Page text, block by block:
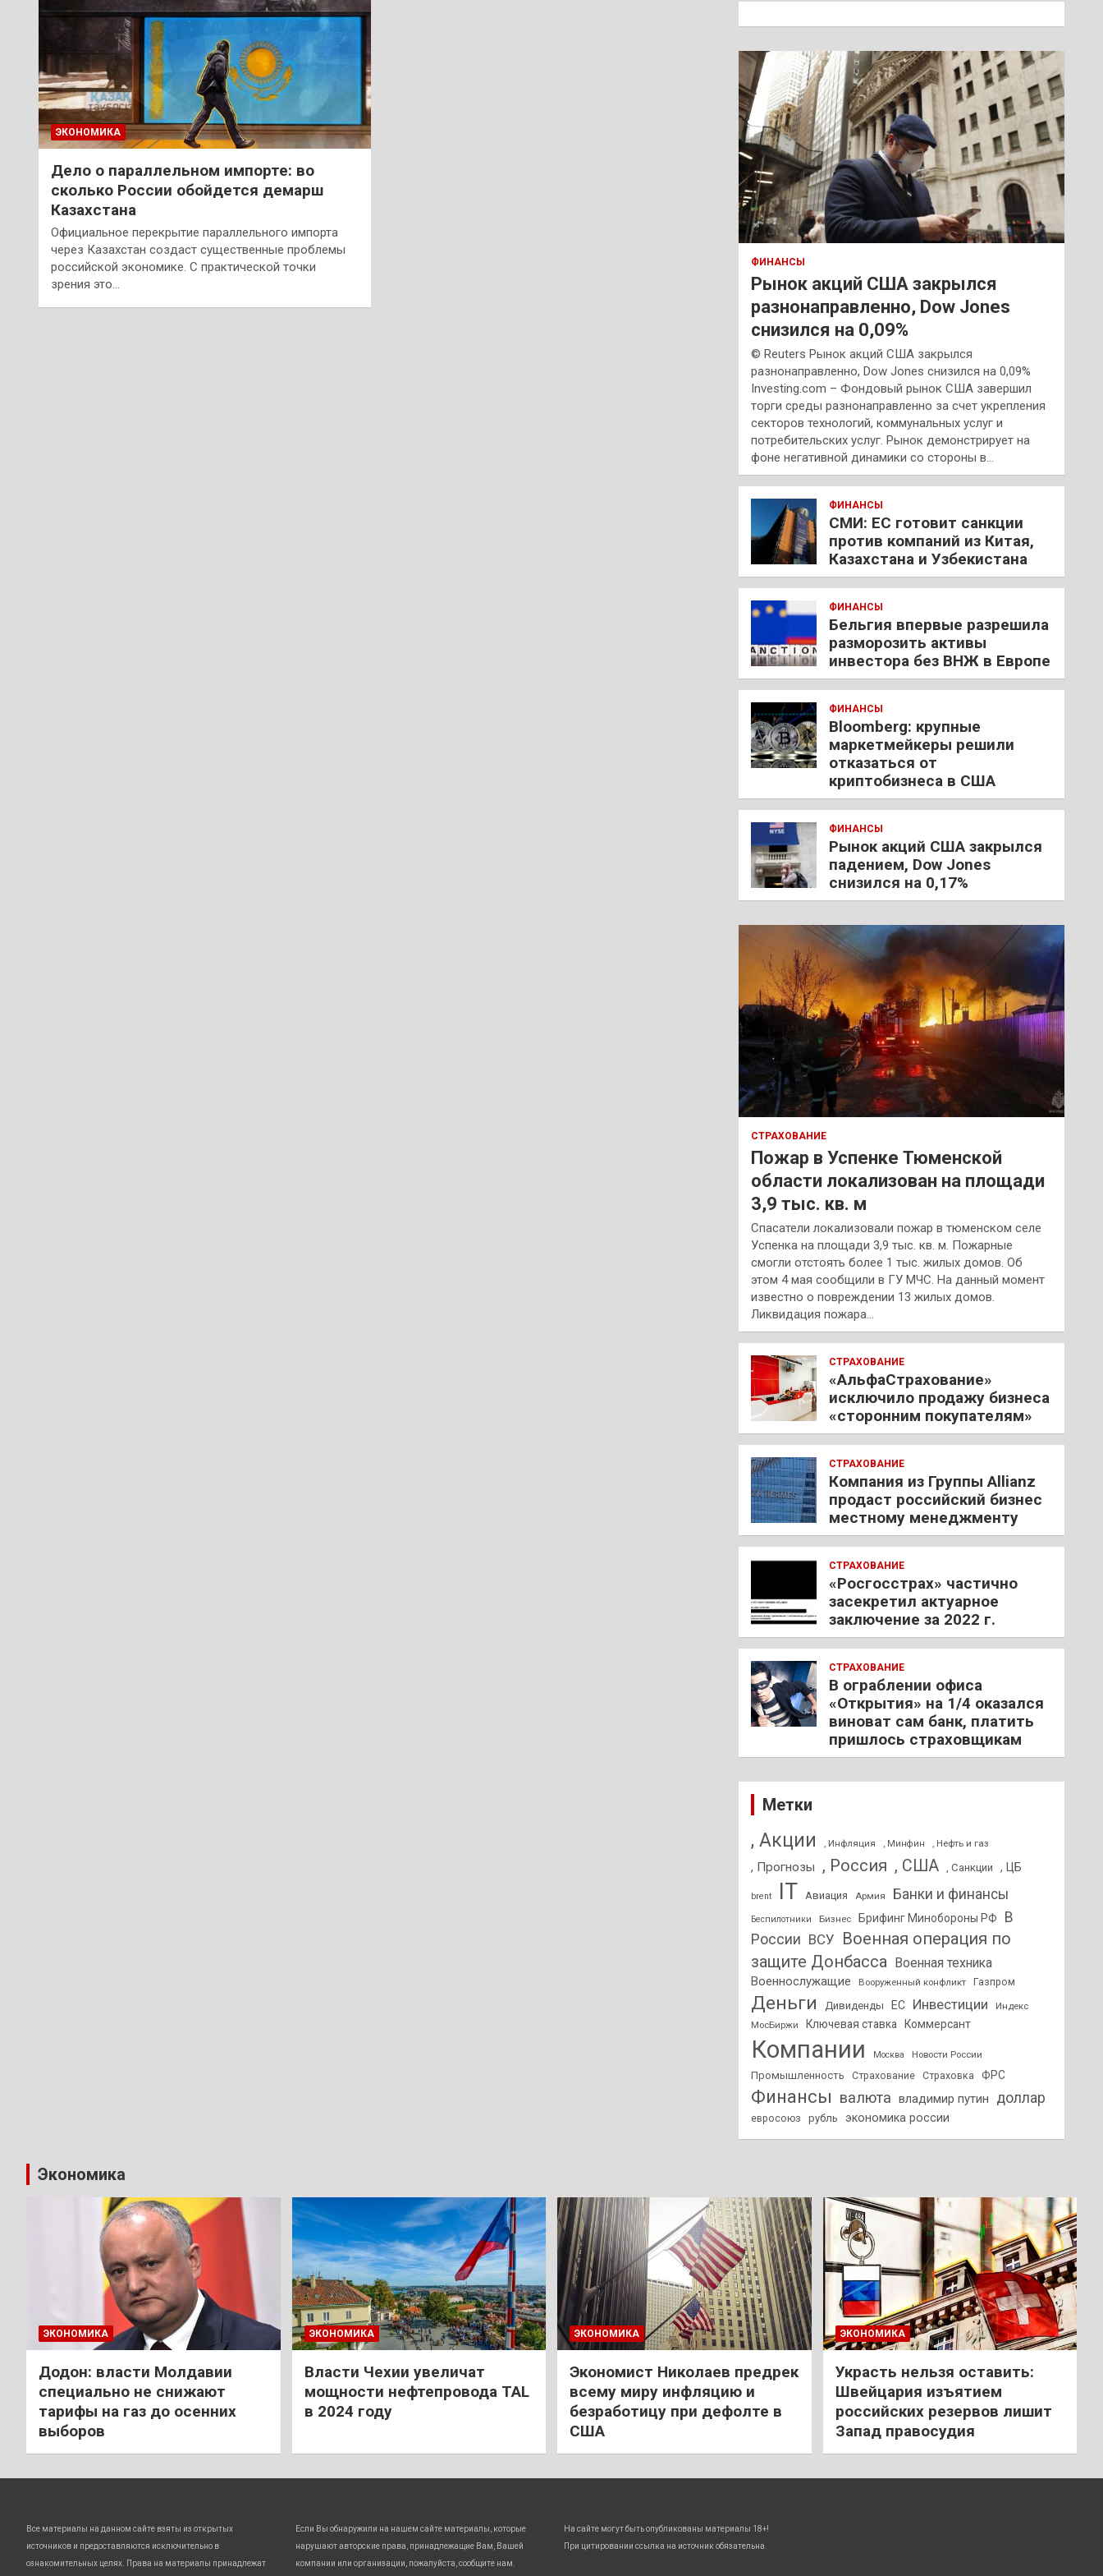
ЭКОНОМИКА
Дело о параллельном импорте: во
сколько России обойдется демарш
Казахстана
Официальное перекрытие параллельного импорта
через Казахстан создаст существенные проблемы
российской экономике. С практической точки
зрения это…
к
ФИНАНСЫ
Рынок акций США закрылся
разнонаправленно, Dow Jones
снизился на 0,09%
© Reuters Рынок акций США закрылся
разнонаправленно, Dow Jones снизился на 0,09%
Investing.com – Фондовый рынок США завершил
торги среды разнонаправленно за счет укрепления
секторов технологий, коммунальных услуг и
потребительских услуг. Рынок демонстрирует на
фоне негативной динамики со стороны в…
ФИНАНСЫ
СМИ: ЕС готовит санкции
против компаний из Китая,
Казахстана и Узбекистана
ФИНАНСЫ
Бельгия впервые разрешила
разморозить активы
инвестора без ВНЖ в Европе
ФИНАНСЫ
Bloomberg: крупные
маркетмейкеры решили
отказаться от
криптобизнеса в США
ФИНАНСЫ
Рынок акций США закрылся
падением, Dow Jones
снизился на 0,17%
СТРАХОВАНИЕ
Пожар в Успенке Тюменской
области локализован на площади
3,9 тыс. кв. м
Спасатели локализовали пожар в тюменском селе
Успенка на площади 3,9 тыс. кв. м. Пожарные
смогли отстоять более 1 тыс. жилых домов. Об
этом 4 мая сообщили в ГУ МЧС. На данный момент
известно о повреждении 13 жилых домов.
Ликвидация пожара…
СТРАХОВАНИЕ
«АльфаСтрахование»
исключило продажу бизнеса
«сторонним покупателям»
СТРАХОВАНИЕ
Компания из Группы Allianz
продаст российский бизнес
местному менеджменту
СТРАХОВАНИЕ
«Росгосстрах» частично
засекретил актуарное
заключение за 2022 г.
СТРАХОВАНИЕ
В ограблении офиса
«Открытия» на 1/4 оказался
виноват сам банк, платить
пришлось страховщикам
Метки
, Акции , Инфляция , Минфин , Нефть и газ
, Прогнозы , Россия , США , Санкции , ЦБ
brent IT Авиация Армия Банки и финансы
Беспилотники Бизнес Брифинг Минобороны РФ
В
России ВСУ Военная операция по
защите Донбасса Военная техника
Военнослужащие Вооруженный конфликт Газпром
Деньги Дивиденды ЕС Инвестиции
Индекс
МосБиржи
Ключевая ставка Коммерсант
Компании Москва Новости России
Промышленность Страхование Страховка ФРС
Финансы валюта владимир путин доллар
евросоюз рубль экономика россии
Экономика
ЭКОНОМИКА
Додон: власти Молдавии
специально не снижают
тарифы на газ до осенних
выборов
ЭКОНОМИКА
Власти Чехии увеличат
мощности нефтепровода TAL
в 2024 году
ЭКОНОМИКА
Экономист Николаев предрек
всему миру инфляцию и
безработицу при дефолте в
США
ЭКОНОМИКА
Украсть нельзя оставить:
Швейцария изъятием
российских резервов лишит
Запад правосудия
Все материалы на данном сайте взяты из открытых
источников и предоставляются исключительно в
ознакомительных целях. Права на материалы принадлежат
Если Вы обнаружили на нашем сайте материалы, которые
нарушают авторские права, принадлежащие Вам, Вашей
компании или организации, пожалуйста, сообщите нам.
На сайте могут быть опубликованы материалы 18+!
При цитировании ссылка на источник обязательна.